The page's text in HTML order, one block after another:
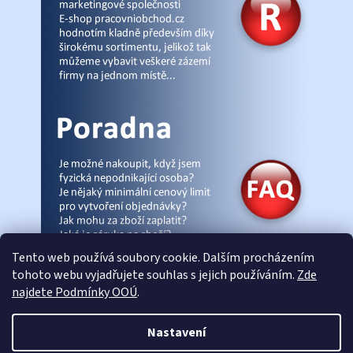
Tento web používá soubory cookie. Dalším procházením
tohoto webu vyjadřujete souhlas s jejich používáním. Zde
najdete Podmínky OOÚ.
Nastavení
© Pracovniobchod.cz|Úvod
Kontakty|Články